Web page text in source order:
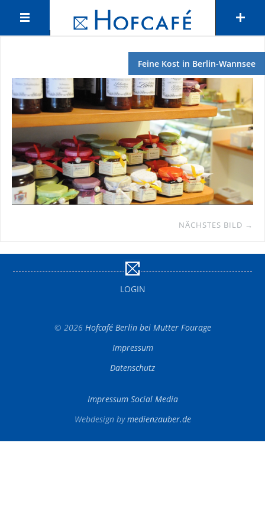
Feine Kost in Berlin-Wannsee
NÄCHSTES BILD →
LOGIN
© 2026 Hofcafé Berlin bei Mutter Fourage
Impressum
Datenschutz
Impressum Social Media
Webdesign bymedienzauber.de